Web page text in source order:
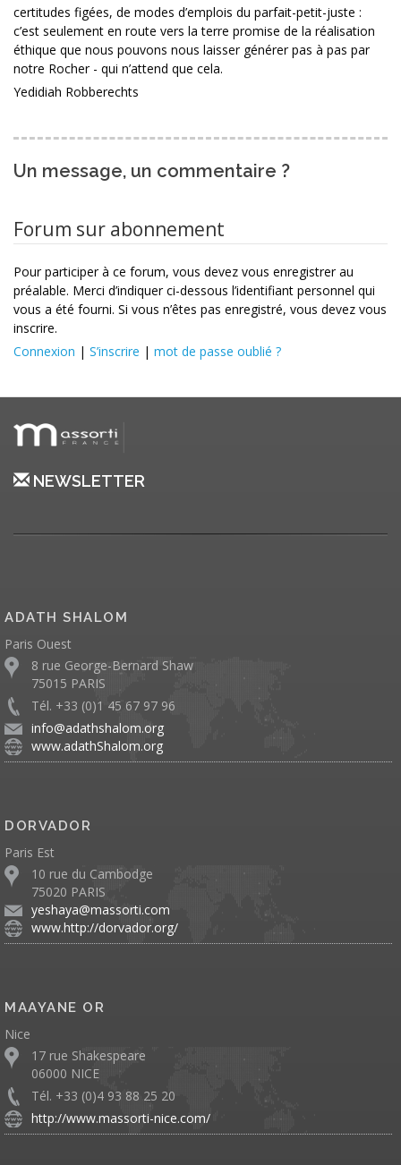
certitudes figées, de modes d’emplois du parfait-petit-juste :
c’est seulement en route vers la terre promise de la réalisation
éthique que nous pouvons nous laisser générer pas à pas par
notre Rocher - qui n’attend que cela.
Yedidiah Robberechts
Un message, un commentaire ?
Forum sur abonnement
Pour participer à ce forum, vous devez vous enregistrer au
préalable. Merci d’indiquer ci-dessous l’identifiant personnel qui
vous a été fourni. Si vous n’êtes pas enregistré, vous devez vous
inscrire.
Connexion | S’inscrire | mot de passe oublié ?
NEWSLETTER
ADATH SHALOM
Paris Ouest
8 rue George-Bernard Shaw
75015 PARIS
Tél. +33 (0)1 45 67 97 96
info@adathshalom.org
www.adathShalom.org
DORVADOR
Paris Est
10 rue du Cambodge
75020 PARIS
yeshaya@massorti.com
www.http://dorvador.org/
MAAYANE OR
Nice
17 rue Shakespeare
06000 NICE
Tél. +33 (0)4 93 88 25 20
http://www.massorti-nice.com/